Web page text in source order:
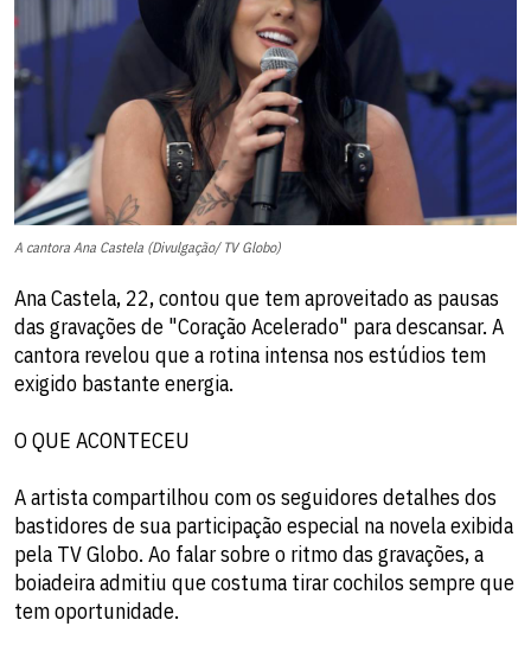
A cantora Ana Castela (Divulgação/ TV Globo)
Ana Castela, 22, contou que tem aproveitado as pausas
das gravações de "Coração Acelerado" para descansar. A
cantora revelou que a rotina intensa nos estúdios tem
exigido bastante energia.
O QUE ACONTECEU
A artista compartilhou com os seguidores detalhes dos
bastidores de sua participação especial na novela exibida
pela TV Globo. Ao falar sobre o ritmo das gravações, a
boiadeira admitiu que costuma tirar cochilos sempre que
tem oportunidade.